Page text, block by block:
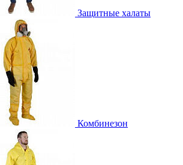
Защитные халаты
Комбинезон